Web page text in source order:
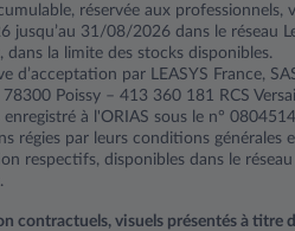
réservée aux professionnels,
jusqu’au 31/08/2026 dans le réseau
dans la limite des stocks disponibles.
d’acceptation par LEASYS France,
Poissy – 413 360 181 RCS
enregistré à l'ORIAS sous le n°
régies par leurs conditions générales
respectifs, disponibles dans le
contractuels, visuels présentés à titre